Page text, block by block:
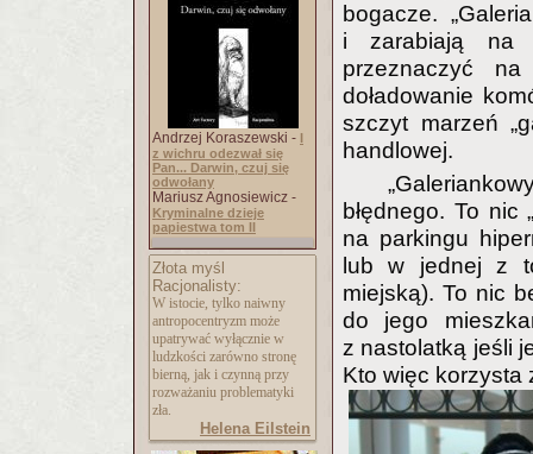
Andrzej Koraszewski - I
z wichru odezwał się
Pan... Darwin, czuj się
odwołany
Mariusz Agnosiewicz -
Kryminalne dzieje
papiestwa tom II
Złota myśl
Racjonalisty:
W istocie, tylko naiwny
antropocentryzm może
upatrywać wyłącznie w
ludzkości zarówno stronę
bierną, jak i czynną przy
rozważaniu problematyki
zła.
Helena Eilstein
bogacze.
i zarabiają na
przeznaczyć
doładowanie
szczyt marzeń
handlowej.
błędnego. To
na parkingu
lub w jednej z
miejską). To nic
do jego
z nastolatką jeśli
Kto więc korzysta